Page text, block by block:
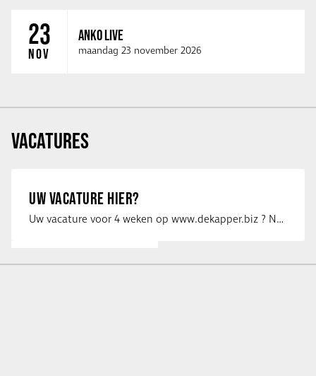
23
NOV
ANKO LIVE
maandag 23 november 2026
VACATURES
UW VACATURE HIER?
Uw vacature voor 4 weken op www.dekapper.biz ? Neem dan contact op met Maaike …